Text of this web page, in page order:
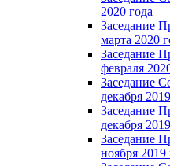
2020 года
Заседание
марта 2020
Заседание
февраля
Заседание
декабря
Заседание
декабря
Заседание
ноября 2019